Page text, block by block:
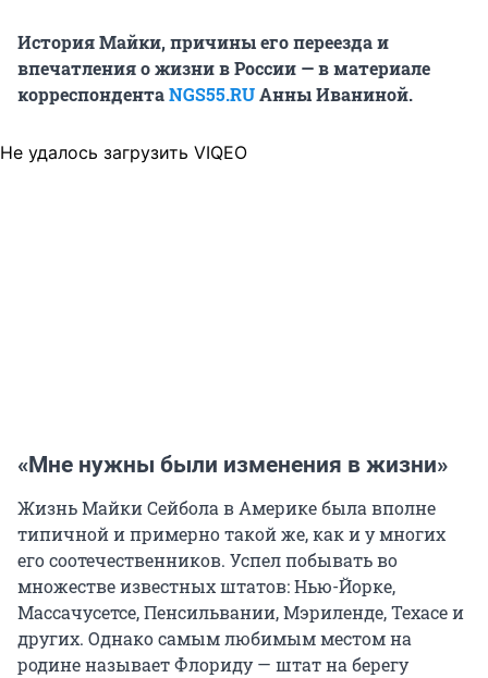
История Майки, причины его переезда и
впечатления о жизни в России — в материале
корреспондентаNGS55.RUАнны Иваниной.
Не удалось загрузить VIQEO
«Мне нужны были изменения в жизни»
Жизнь Майки Сейбола в Америке была вполне
типичной и примерно такой же, как и у многих
его соотечественников. Успел побывать во
множестве известных штатов: Нью-Йорке,
Массачусетсе, Пенсильвании, Мэриленде, Техасе и
других. Однако самым любимым местом на
родине называет Флориду — штат на берегу